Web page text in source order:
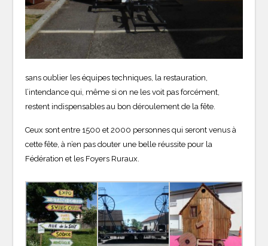
sans oublier les équipes techniques, la restauration,
l’intendance qui, même si on ne les voit pas forcément,
restent indispensables au bon déroulement de la fête.
Ceux sont entre 1500 et 2000 personnes qui seront venus à
cette fête, à n’en pas douter une belle réussite pour la
Fédération et les Foyers Ruraux.